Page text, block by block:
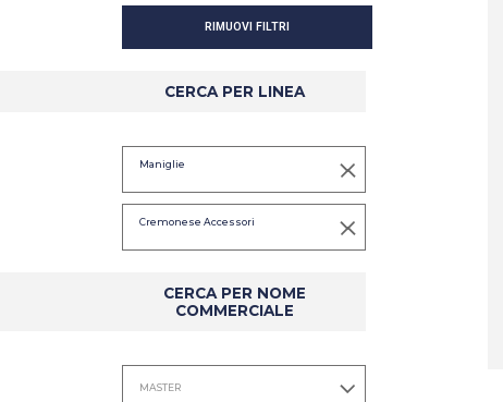
RIMUOVI FILTRI
CERCA PER LINEA
Maniglie
Cremonese Accessori
CERCA PER NOME
COMMERCIALE